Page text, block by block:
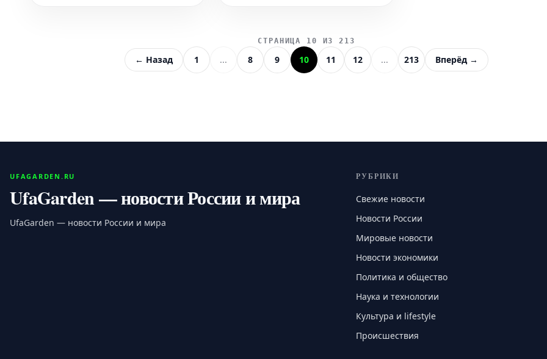
пассажиров.СТРАНИЦА 10 ИЗ 213
← Назад 1 ... 8 9 10 11 12 ... 213 Вперёд →
UFAGARDEN.RU
UfaGarden — новости России и мира
UfaGarden — новости России и мира
РУБРИКИ
Свежие новости
Новости России
Мировые новости
Новости экономики
Политика и общество
Наука и технологии
Культура и lifestyle
Происшествия